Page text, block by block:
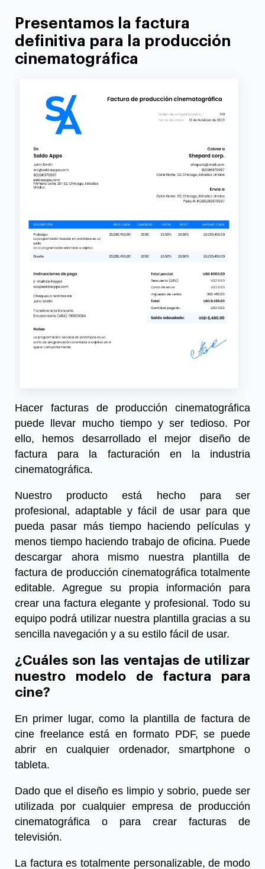
Presentamos la factura
definitiva para la producción
cinematográfica
Hacer facturas de producción cinematográfica
puede llevar mucho tiempo y ser tedioso. Por
ello, hemos desarrollado el mejor diseño de
factura para la facturación en la industria
cinematográfica.
Nuestro producto está hecho para ser
profesional, adaptable y fácil de usar para que
pueda pasar más tiempo haciendo películas y
menos tiempo haciendo trabajo de oficina. Puede
descargar ahora mismo nuestra plantilla de
factura de producción cinematográfica totalmente
editable. Agregue su propia información para
crear una factura elegante y profesional. Todo su
equipo podrá utilizar nuestra plantilla gracias a su
sencilla navegación y a su estilo fácil de usar.
¿Cuáles son las ventajas de utilizar
nuestro modelo de factura para
cine?
En primer lugar, como la plantilla de factura de
cine freelance está en formato PDF, se puede
abrir en cualquier ordenador, smartphone o
tableta.
Dado que el diseño es limpio y sobrio, puede ser
utilizada por cualquier empresa de producción
cinematográfica o para crear facturas de
televisión.
La factura es totalmente personalizable, de modo